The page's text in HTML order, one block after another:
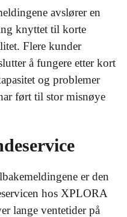
avslører en
knyttet til korte
Flere kunder
å fungere etter kort
og problemer
ført til stor misnøye
er den
hos XPLORA
lange ventetider på